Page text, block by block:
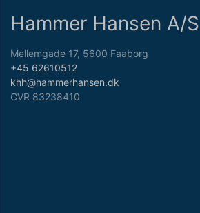
Hammer Hansen A/S
Mellemgade 17, 5600 Faaborg
+45 62610512
khh@hammerhansen.dk
CVR 83238410